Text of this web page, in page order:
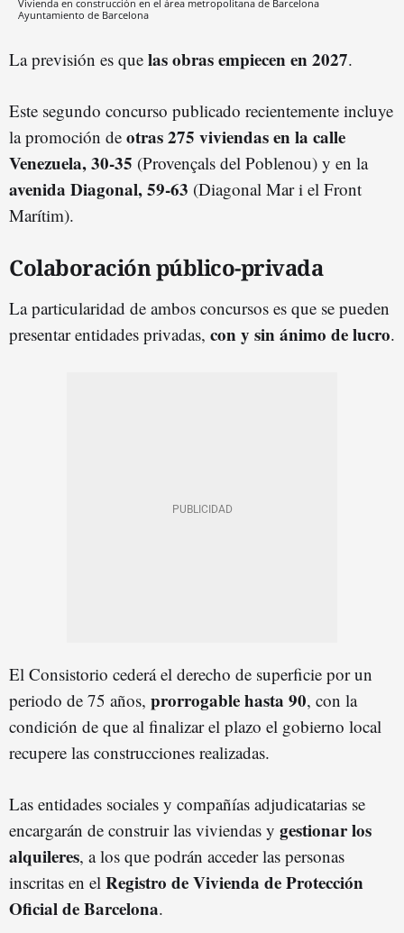
Vivienda en construcción en el área metropolitana de Barcelona
Ayuntamiento de Barcelona
La previsión es que las obras empiecen en 2027.
Este segundo concurso publicado recientemente incluye
la promoción de otras 275 viviendas en la calle
Venezuela, 30-35 (Provençals del Poblenou) y en la
avenida Diagonal, 59-63 (Diagonal Mar i el Front
Marítim).
Colaboración público-privada
La particularidad de ambos concursos es que se pueden
presentar entidades privadas, con y sin ánimo de lucro.
El Consistorio cederá el derecho de superficie por un
periodo de 75 años, prorrogable hasta 90, con la
condición de que al finalizar el plazo el gobierno local
recupere las construcciones realizadas.
Las entidades sociales y compañías adjudicatarias se
encargarán de construir las viviendas y gestionar los
alquileres, a los que podrán acceder las personas
inscritas en el Registro de Vivienda de Protección
Oficial deBarcelona.